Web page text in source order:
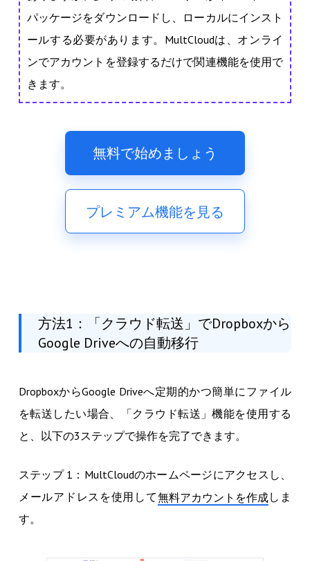
パッケージをダウンロードし、ローカルにインスト
ールする必要があります。MultCloudは、オンライ
ンでアカウントを登録するだけで関連機能を使用で
きます。
無料で始めましょう
プレミアム機能を見る
方法1：「クラウド転送」でDropboxから
Google Driveへの自動移行
DropboxからGoogle Driveへ定期的かつ簡単にファイル
を転送したい場合、「クラウド転送」機能を使用する
と、以下の3ステップで操作を完了できます。
ステップ 1：MultCloudのホームページにアクセスし、
メールアドレスを使用して無料アカウントを作成しま
す。